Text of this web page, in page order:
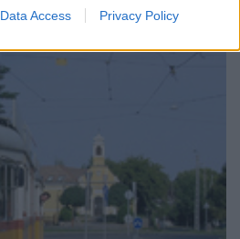
Data Access Privacy Policy